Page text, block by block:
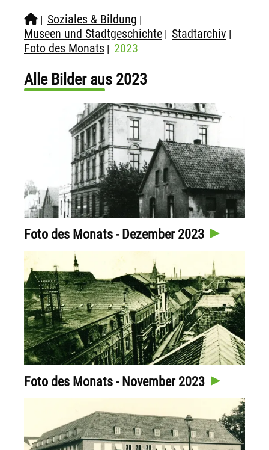
| Soziales & Bildung |
Museen und Stadtgeschichte | Stadtarchiv |
Foto des Monats | 2023
Alle Bilder aus 2023
Foto des Monats - Dezember 2023
Foto des Monats - November 2023